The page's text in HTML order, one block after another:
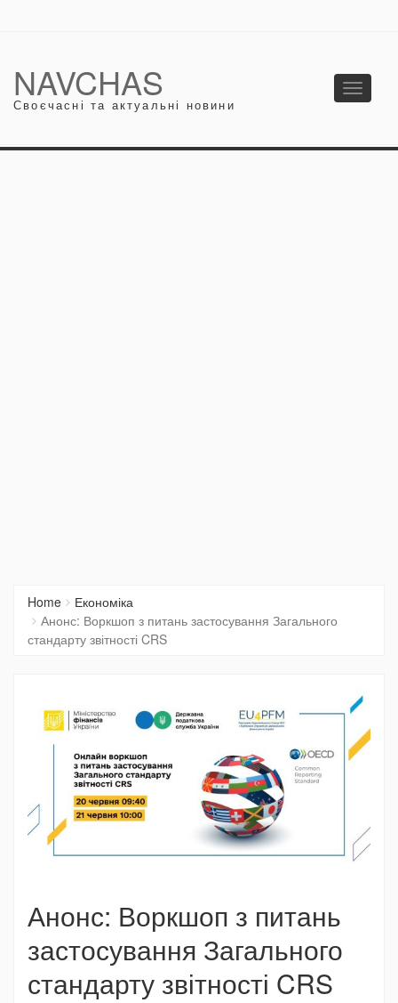
NAVCHAS
Своєчасні та актуальні новини
Toggle
Home
Економіка
Анонс: Воркшоп з питань застосування Загального
стандарту звітності CRS
Анонс: Воркшоп з питань
застосування Загального
стандарту звітності CRS